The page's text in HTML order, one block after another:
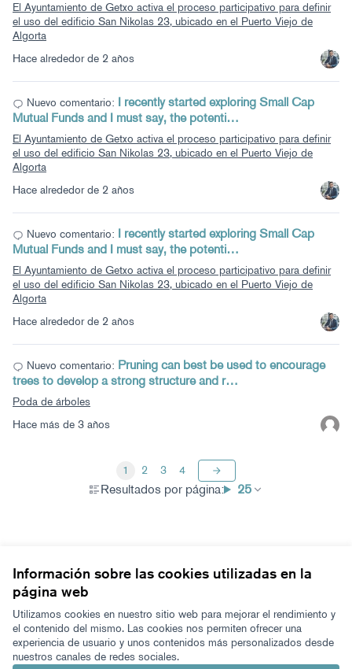
Información sobre las cookies utilizadas en la
página web
Utilizamos cookies en nuestro sitio web para mejorar el rendimiento y
el contenido del mismo. Las cookies nos permiten ofrecer una
experiencia de usuario y unos contenidos más personalizados desde
nuestros canales de redes sociales.
Hace alrededor de 2 años
El Ayuntamiento de Getxo activa el proceso participativo para definir
el uso del edificio San Nikolas 23, ubicado en el Puerto Viejo de
Algorta
Hace alrededor de 2 años
Nuevo comentario: I recently started exploring Small Cap
Mutual Funds and I must say, the potenti…
El Ayuntamiento de Getxo activa el proceso participativo para definir
el uso del edificio San Nikolas 23, ubicado en el Puerto Viejo de
Algorta
Hace alrededor de 2 años
Nuevo comentario: I recently started exploring Small Cap
Mutual Funds and I must say, the potenti…
El Ayuntamiento de Getxo activa el proceso participativo para definir
el uso del edificio San Nikolas 23, ubicado en el Puerto Viejo de
Algorta
Hace más de 3 años
Nuevo comentario: Pruning can best be used to encourage
trees to develop a strong structure and r…
Poda de árboles
Resultados por página: 25
1 2 3 4
Términos y condiciones de uso
Configuración de cookies
Zeugaz en X
(Enlace externo)
Zeugaz en Facebook
(Enlace externo)
Zeugaz en Instagram
(Enlace externo)
Zeugaz en YouTube
(Enlace externo)
Zeugaz en GitHub
(Enlace externo)
Castellano
Aukeratu hizkuntzaElegir el idioma